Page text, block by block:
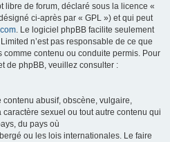
libre de forum, déclaré sous la licence «
ci-après par « GPL ») et qui peut
. Le logiciel phpBB facilite seulement
n’est pas responsable de ce que
comme contenu ou conduite permis. Pour
de phpBB, veuillez consulter :
abusif, obscène, vulgaire,
sexuel ou tout autre contenu qui
du pays où
ou les lois internationales. Le faire